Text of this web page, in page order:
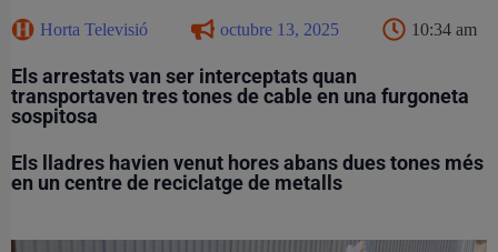
Horta Televisió octubre 13, 2025 10:34 am
Els arrestats van ser interceptats quan
transportaven tres tones de cable en una furgoneta
sospitosa
Els lladres havien venut hores abans dues tones més
en un centre de reciclatge de metalls